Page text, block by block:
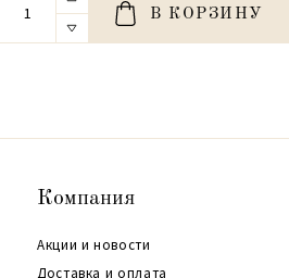
В КОРЗИНУ
Компания
Акции и новости
Доставка и оплата